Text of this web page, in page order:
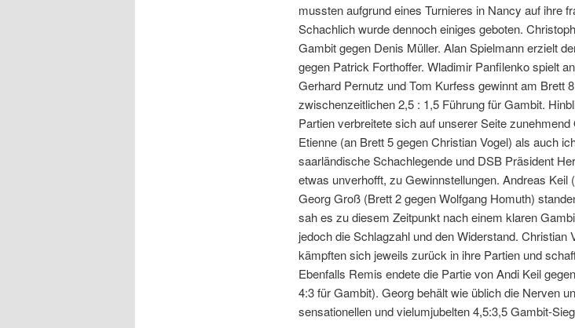
mussten aufgrund eines Turnieres in Nancy auf ihre
Schachlich wurde dennoch einiges geboten.
Gambit gegen Denis Müller. Alan Spielmann erzielt
gegen Patrick Forthoffer. Wladimir Panfilenko spielt
Gerhard Pernutz und Tom Kurfess gewinnt am Brett
zwischenzeitlichen 2,5 : 1,5 Führung für Gambit.
Partien verbreitete sich auf unserer Seite
Etienne (an Brett 5 gegen Christian Vogel) als auch
saarländische Schachlegende und DSB Präsident
etwas unverhofft, zu Gewinnstellungen. Andreas Keil
Georg Groß (Brett 2 gegen Wolfgang Homuth)
sah es zu diesem Zeitpunkt nach einem klaren
jedoch die Schlagzahl und den Widerstand. Christian
kämpften sich jeweils zurück in ihre Partien und
Ebenfalls Remis endete die Partie von Andi Keil
4:3 für Gambit). Georg behält wie üblich die Nerven
sensationellen und vielumjubelten 4,5:3,5 Gambit-